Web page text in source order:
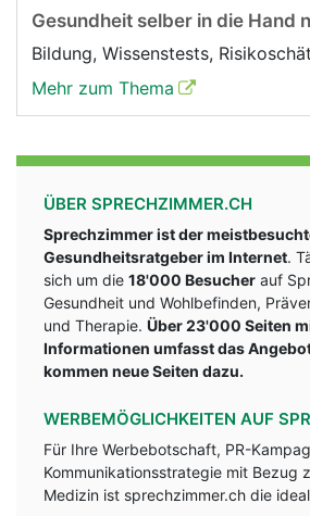
Gesundheit selber in die Hand
Bildung, Wissenstests,
Mehr zum Thema
ÜBER SPRECHZIMMER.CH
Sprechzimmer ist der
Gesundheitsratgeber im Internet.
sich um die 18'000 Besucher auf
Gesundheit und Wohlbefinden,
und Therapie. Über 23'000 Seiten
Informationen umfasst das
kommen neue Seiten dazu.
WERBEMÖGLICHKEITEN AUF
Für Ihre Werbebotschaft, PR-
Kommunikationsstrategie mit Bezug
Medizin ist sprechzimmer.ch die